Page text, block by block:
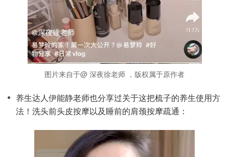
图片来自于@ 深夜徐老师 ，版权属于原作者
养生达人伊能静老师也分享过关于这把梳子的养生使用方
法！洗头前头皮按摩以及睡前的肩颈按摩疏通：